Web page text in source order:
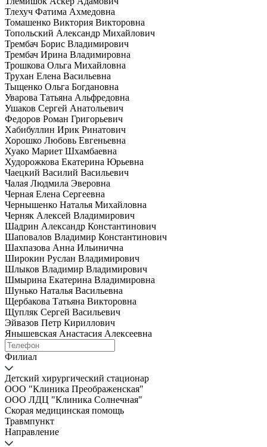
Тлехуч Фатима Ахмедовна
Томашенко Виктория Викторовна
Топольский Александр Михайлович
Трембач Борис Владимирович
Трембач Ирина Владимировна
Трошкова Ольга Михайловна
Трухан Елена Васильевна
Тыщенко Ольга Богдановна
Уварова Татьяна Альфредовна
Ушаков Сергей Анатольевич
Федоров Роман Григорьевич
Хабибуллин Ирик Ринатович
Хорошко Любовь Евгеньевна
Хуако Мариет Шхамбаевна
Худорожкова Екатерина Юрьевна
Чаецкий Василий Васильевич
Чалая Людмила Эверовна
Черная Елена Сергеевна
Чернышенко Наталья Михайловна
Черняк Алексей Владимирович
Шадрин Александр Константинович
Шаповалов Владимир Константинович
Шахпазова Анна Ильинична
Широкин Руслан Владимирович
Шлыков Владимир Владимирович
Шмырина Екатерина Владимировна
Шунько Наталья Васильевна
Щербакова Татьяна Викторовна
Щупляк Сергей Васильевич
Эйвазов Петр Кириллович
Янышевская Анастасия Алексеевна
Филиал
Детский хирургический стационар
ООО "Клиника Преображенская"
ООО ЛДЦ "Клиника Солнечная"
Скорая медицинская помощь
Травмпункт
Направление